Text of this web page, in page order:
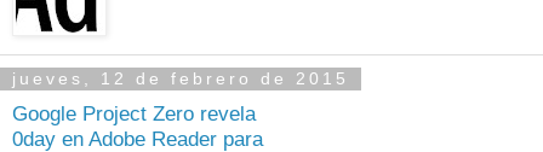
jueves, 12 de febrero de 2015
Google Project Zero revela
0day en Adobe Reader para